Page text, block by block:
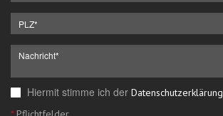
Hiermit stimme ich der Datenschutzerklärung